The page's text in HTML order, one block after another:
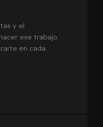
y el
ese trabajo.
en cada